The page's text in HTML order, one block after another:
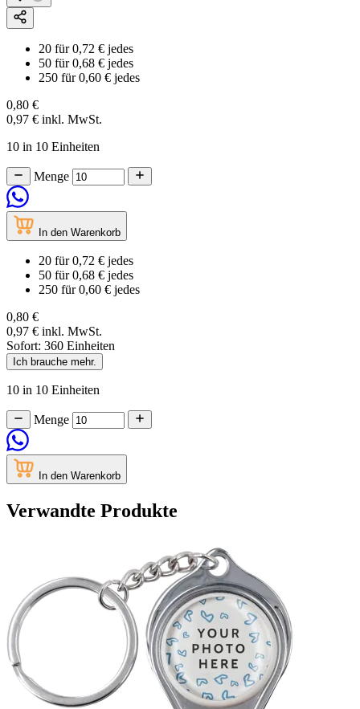
20 für0,72 € jedes
50 für0,68 € jedes
250 für0,60 € jedes
0,80 €
0,97 € inkl. MwSt.
10 in 10 Einheiten
Menge
In den Warenkorb
20 für0,72 € jedes
50 für0,68 € jedes
250 für0,60 € jedes
0,80 €
0,97 € inkl. MwSt.
Sofort: 360 Einheiten
Ich brauche mehr.
10 in 10 Einheiten
Menge
In den Warenkorb
Verwandte Produkte